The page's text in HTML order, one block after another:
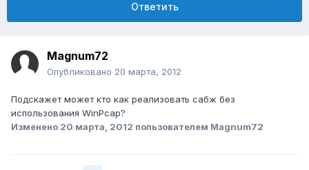
Ответить
Magnum72
Опубликовано 20 марта, 2012
Подcкажет может кто как реализовать сабж без
использования WinPcap?
Изменено 20 марта, 2012 пользователем Magnum72